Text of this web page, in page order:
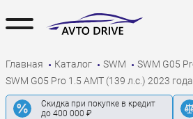
Главная Каталог SWM
SWM G05
SWM G05 Pro 1.5 AMT (139 л.с.) 2023 года
Скидка при покупке в кредит
до 400 000 ₽